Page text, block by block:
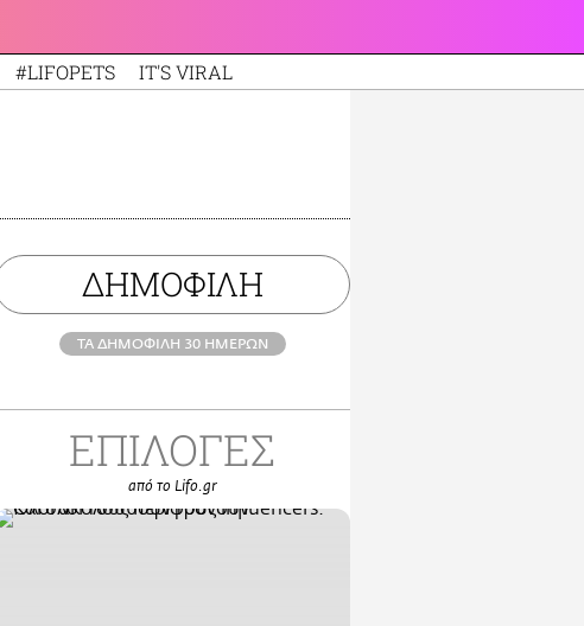
#LIFOPETS IT'S VIRAL
ΔΗΜΟΦΙΛΗ
ΤΑ ΔΗΜΟΦΙΛΗ 30 ΗΜΕΡΩΝ
ΕΠΙΛΟΓΕΣ
από το Lifo.gr